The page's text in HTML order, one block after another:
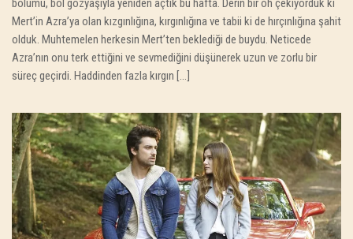
bölümü, bol gözyaşıyla yeniden açtık bu hafta. Derin bir oh çekiyorduk ki
Mert’in Azra’ya olan kızgınlığına, kırgınlığına ve tabii ki de hırçınlığına şahit
olduk. Muhtemelen herkesin Mert’ten beklediği de buydu. Neticede
Azra’nın onu terk ettiğini ve sevmediğini düşünerek uzun ve zorlu bir
süreç geçirdi. Haddinden fazla kırgın […]